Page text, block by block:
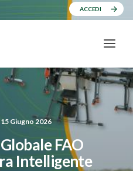
ACCEDI
15 Giugno 2026
FAO
Intelligente